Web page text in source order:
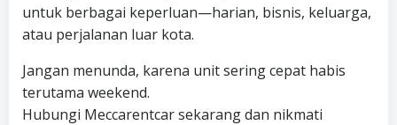
untuk berbagai keperluan—harian, bisnis, keluarga,
atau perjalanan luar kota.
Jangan menunda, karena unit sering cepat habis
terutama weekend.
Hubungi Meccarentcar sekarang dan nikmati